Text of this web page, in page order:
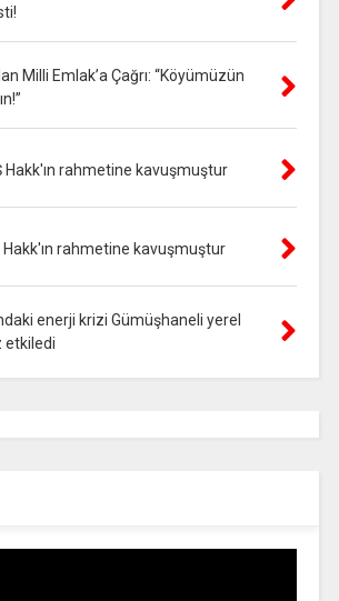
Milli Emlak’a Çağrı: “Köyümüzün
Hakk'ın rahmetine kavuşmuştur
Hakk'ın rahmetine kavuşmuştur
enerji krizi Gümüşhaneli yerel
etkiledi